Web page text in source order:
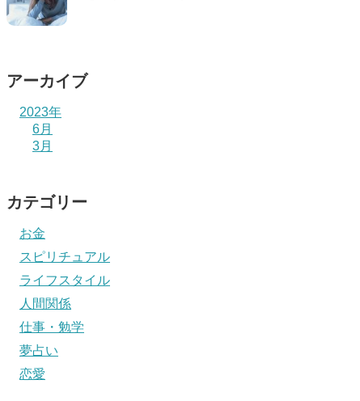
アーカイブ
2023年
6月
3月
カテゴリー
お金
スピリチュアル
ライフスタイル
人間関係
仕事・勉学
夢占い
恋愛